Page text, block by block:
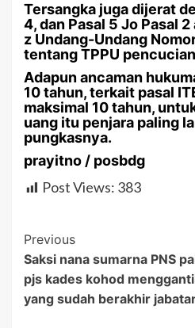
Tersangka juga dijerat
4, dan Pasal 5 Jo Pasal
z Undang-Undang
tentang TPPU pencucian
Adapun ancaman
10 tahun, terkait pasal
maksimal 10 tahun,
uang itu penjara paling
pungkasnya.
prayitno / posbdg
Post Views: 383
Post
Navigation
Previous
Saksi nana sumarna PNS
pjs kades kohod
yang sudah berakhir